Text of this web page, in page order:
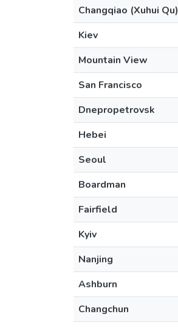
Changqiao (Xuhui Qu)
Kiev
Mountain View
San Francisco
Dnepropetrovsk
Hebei
Seoul
Boardman
Fairfield
Kyiv
Nanjing
Ashburn
Changchun